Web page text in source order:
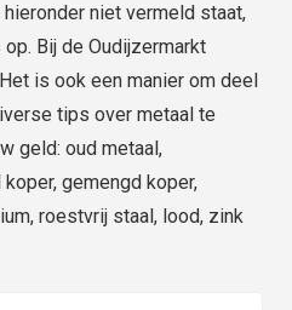
niet vermeld staat,
Bij de Oudijzermarkt
is ook een manier om deel
tips over metaal te
geld: oud metaal,
gemengd koper,
roestvrij staal, lood, zink